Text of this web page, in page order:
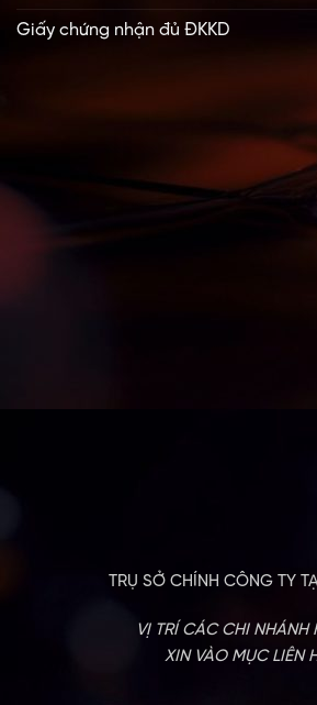
Giấy chứng nhận đủ ĐKKD
TRỤ SỞ CHÍNH CÔNG TY
VỊ TRÍ CÁC CHI NHÁNH
XIN VÀO MỤC LIÊN